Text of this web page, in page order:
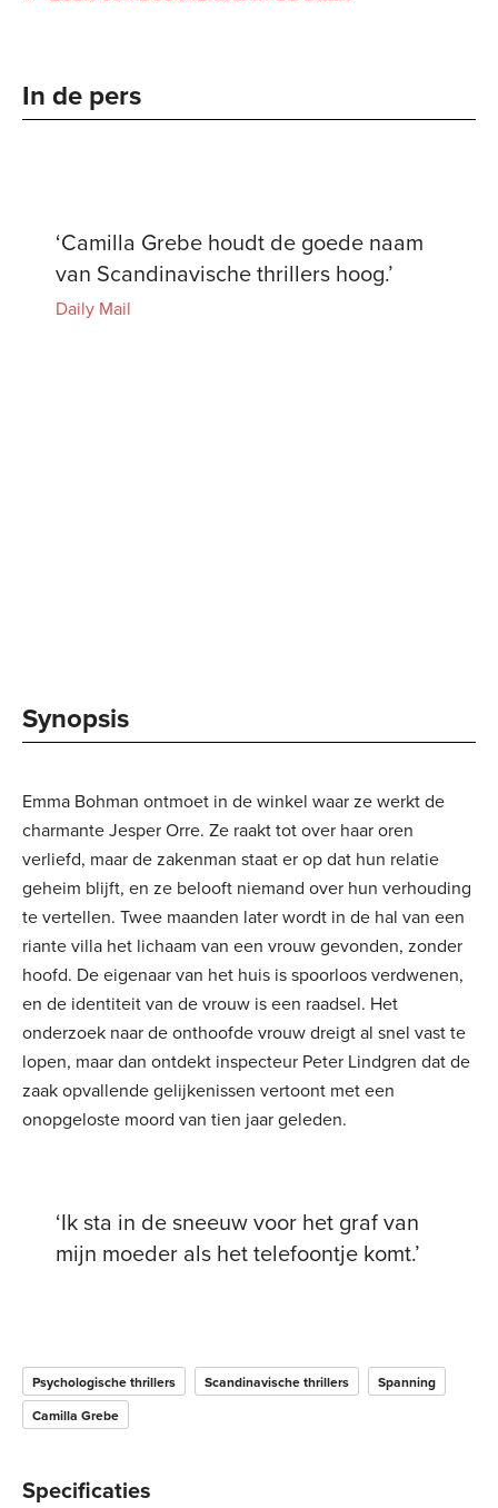
In de pers
‘Camilla Grebe houdt de goede naam
van Scandinavische thrillers hoog.’
Daily Mail
Synopsis
Emma Bohman ontmoet in de winkel waar ze werkt de
charmante Jesper Orre. Ze raakt tot over haar oren
verliefd, maar de zakenman staat er op dat hun relatie
geheim blijft, en ze belooft niemand over hun verhouding
te vertellen. Twee maanden later wordt in de hal van een
riante villa het lichaam van een vrouw gevonden, zonder
hoofd. De eigenaar van het huis is spoorloos verdwenen,
en de identiteit van de vrouw is een raadsel. Het
onderzoek naar de onthoofde vrouw dreigt al snel vast te
lopen, maar dan ontdekt inspecteur Peter Lindgren dat de
zaak opvallende gelijkenissen vertoont met een
onopgeloste moord van tien jaar geleden.
‘Ik sta in de sneeuw voor het graf van
mijn moeder als het telefoontje komt.’
Psychologische thrillers Scandinavische thrillers
Spanning
Camilla Grebe
Specificaties